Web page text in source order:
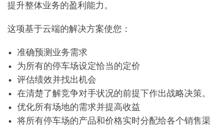
提升整体业务的盈利能力。
这项基于云端的解决方案使您：
准确预测业务需求
为所有的停车场设定恰当的定价
评估绩效并找出机会
在清楚了解竞争对手状况的前提下作出战略决策。
优化所有场地的需求并提高收益
将所有停车场的产品和价格实时分配给各个销售渠